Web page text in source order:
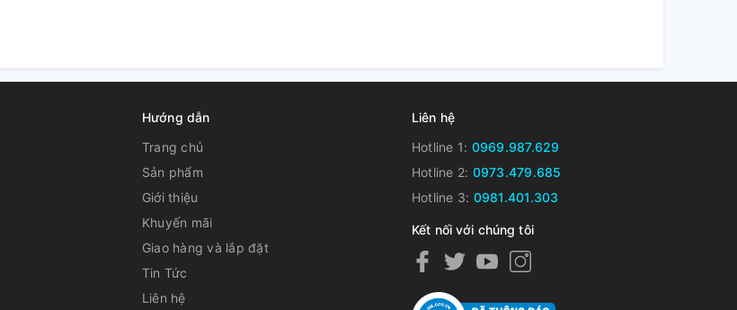
Hướng dẫn
Trang chủ
Sản phẩm
Giới thiệu
Khuyến mãi
Giao hàng và lắp đặt
Tin Tức
Liên hệ
Liên hệ
Hotline 1: 0969.987.629
Hotline 2: 0973.479.685
Hotline 3: 0981.401.303
Kết nối với chúng tôi